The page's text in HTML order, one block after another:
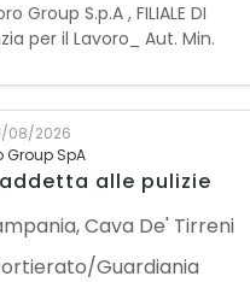
Group S.p.A , FILIALE DI
per il Lavoro_ Aut. Min.
01/2019), ricerca per azienda
DI RENO (BO).
PULIZIE CALDERARA DI RENO
della pulizia e del
farmacie e ambulatori. Si
precedente nella
08/2026
Group SpA
alle pulizie
,Cava De' Tirreni
Guardiania